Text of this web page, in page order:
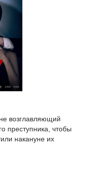
возглавляющий
преступника, чтобы
накануне их